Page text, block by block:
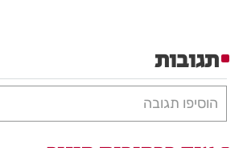
תגובות
הוסיפו תגובה